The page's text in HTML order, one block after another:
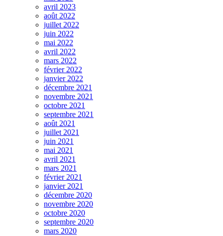
avril 2023
août 2022
juillet 2022
juin 2022
mai 2022
avril 2022
mars 2022
février 2022
janvier 2022
décembre 2021
novembre 2021
octobre 2021
septembre 2021
août 2021
juillet 2021
juin 2021
mai 2021
avril 2021
mars 2021
février 2021
janvier 2021
décembre 2020
novembre 2020
octobre 2020
septembre 2020
mars 2020